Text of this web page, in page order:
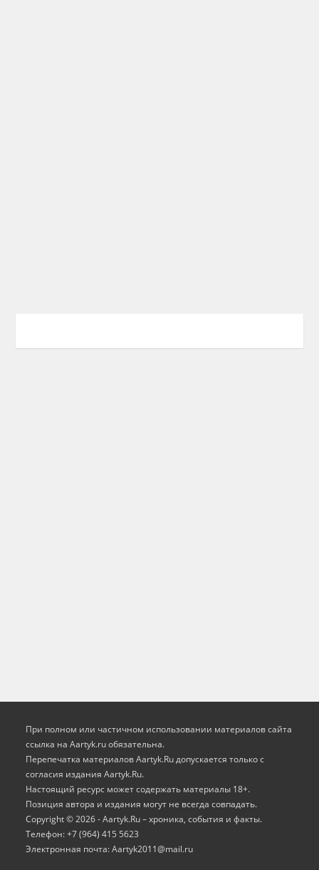
При полном или частичном использовании материалов сайта
ссылка на Aartyk.ru oбязательна.
Перепечатка материалов Aartyk.Ru допускается только с
согласия издания Aartyk.Ru.
Настоящий ресурс может содержать материалы 18+.
Позиция автора и издания могут не всегда совпадать.
Copyright © 2026 - Aartyk.Ru – хроника, события и факты.
Телефон: +7 (964) 415 5623
Электронная почта: Aartyk2011@mail.ru